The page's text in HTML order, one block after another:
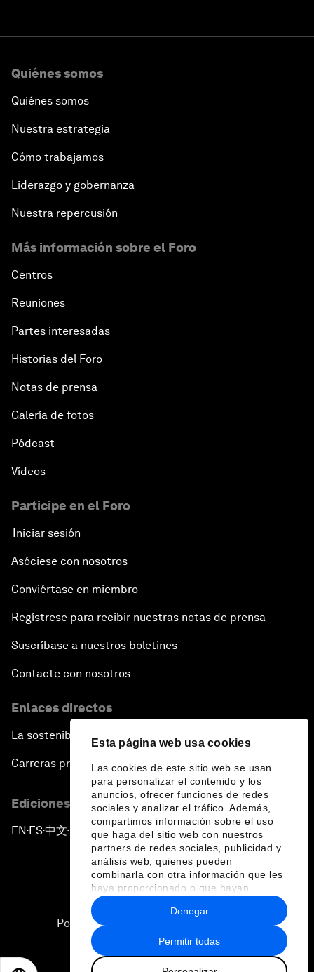
Esta página web usa cookies
Las cookies de este sitio web se usan
para personalizar el contenido y los
anuncios, ofrecer funciones de redes
sociales y analizar el tráfico. Además,
compartimos información sobre el uso
que haga del sitio web con nuestros
partners de redes sociales, publicidad y
análisis web, quienes pueden
combinarla con otra información que les
haya proporcionado o que hayan
recopilado a partir del uso que haya
hecho de sus servicios.
Permitir todas
Denegar
Quiénes somos
Quiénes somos
Nuestra estrategia
Cómo trabajamos
Liderazgo y gobernanza
Nuestra repercusión
Más información sobre el Foro
Centros
Reuniones
Partes interesadas
Historias del Foro
Notas de prensa
Galería de fotos
Pódcast
Vídeos
Participe en el Foro
Iniciar sesión
Asóciese con nosotros
Conviértase en miembro
Regístrese para recibir nuestras notas de prensa
Suscríbase a nuestros boletines
Contacte con nosotros
Enlaces directos
La sostenibilidad en el Foro
Carreras profesionales
Ediciones en otros idiomas
EN ▪ ES▪中文▪ 日本語
Política de privacidad y normas de uso